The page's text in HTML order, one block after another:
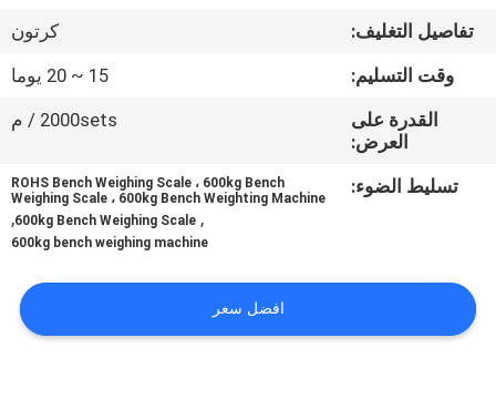
مراقبة
الجودة
اطلب
اقتباس
تفاصيل التغليف:
كرتون
وقت التسليم:
15 ~ 20 يوما
القدرة على
العرض:
2000sets / م
تسليط الضوء:
ROHS Bench Weighing Scale ، 600kg Bench
Weighing Scale ، 600kg Bench Weighting Machine
,
600kg Bench Weighing Scale
,
600kg bench weighing machine
افضل سعر